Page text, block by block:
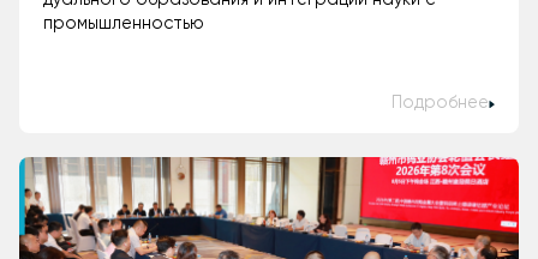
промышленностью
Подробнее